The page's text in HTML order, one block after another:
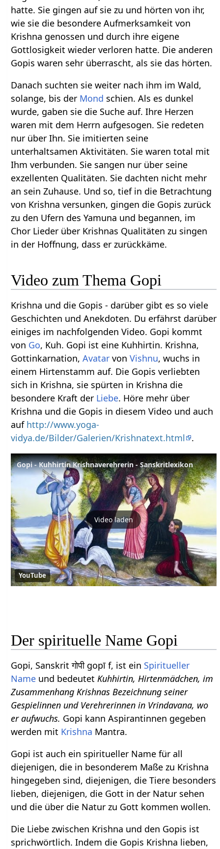
hatte. Sie gingen auf sie zu und hörten von ihr,
wie sie die besondere Aufmerksamkeit von
Krishna genossen und durch ihre eigene
Gottlosigkeit wieder verloren hatte. Die anderen
Gopis waren sehr überrascht, als sie das hörten.
Danach suchten sie weiter nach ihm im Wald,
solange, bis der Mond schien. Als es dunkel
wurde, gaben sie die Suche auf. Ihre Herzen
waren mit dem Herrn aufgesogen. Sie redeten
nur über Ihn. Sie imitierten seine
unterhaltsamen Aktivitäten. Sie waren total mit
Ihm verbunden. Sie sangen nur über seine
exzellenten Qualitäten. Sie dachten nicht mehr
an sein Zuhause. Und so, tief in die Betrachtung
von Krishna versunken, gingen die Gopis zurück
zu den Ufern des Yamuna und begannen, im
Chor Lieder über Krishnas Qualitäten zu singen
in der Hoffnung, dass er zurückkäme.
Video zum Thema Gopi
Krishna und die Gopis - darüber gibt es so viele
Geschichten und Anekdoten. Du erfährst darüber
einiges im nachfolgenden Video. Gopi kommt
von Go, Kuh. Gopi ist eine Kuhhirtin. Krishna,
Gottinkarnation,Avatar vonVishnu, wuchs in
einem Hirtenstamm auf. Die Gopis verliebten
sich in Krishna, sie spürten in Krishna die
besondere Kraft der Liebe. Höre mehr über
Krishna und die Gopis in diesem Video und auch
auf http://www.yoga-
vidya.de/Bilder/Galerien/Krishnatext.html
.
Gopi - Kuhhirtin Krishnaverehrerin - Sanskritlexikon
Video laden
YouTube
Der spirituelle Name Gopi
Gopi, Sanskrit गोपी gopī f, ist ein Spiritueller
Name und bedeutetKuhhirtin, Hirtenmädchen, im
Zusammenhang Krishnas Bezeichnung seiner
Gespielinnen und Verehrerinnen in Vrindavana, wo
er aufwuchs. Gopi kann Aspirantinnen gegeben
werden mit Krishna Mantra.
Gopi ist auch ein spiritueller Name für all
diejenigen, die in besonderem Maße zu Krishna
hingegeben sind, diejenigen, die Tiere besonders
lieben, diejenigen, die Gott in der Natur sehen
und die über die Natur zu Gott kommen wollen.
Die Liebe zwischen Krishna und den Gopis ist
sprichwörtlich. Indem die Gopis Krishna lieben,